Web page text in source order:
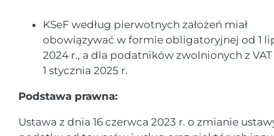
KSeF według pierwotnych założeń miał
obowiązywać w formie obligatoryjnej od 1
2024 r., a dla podatników zwolnionych z
1 stycznia 2025 r.
Podstawa prawna:
Ustawa z dnia 16 czerwca 2023 r. o zmianie